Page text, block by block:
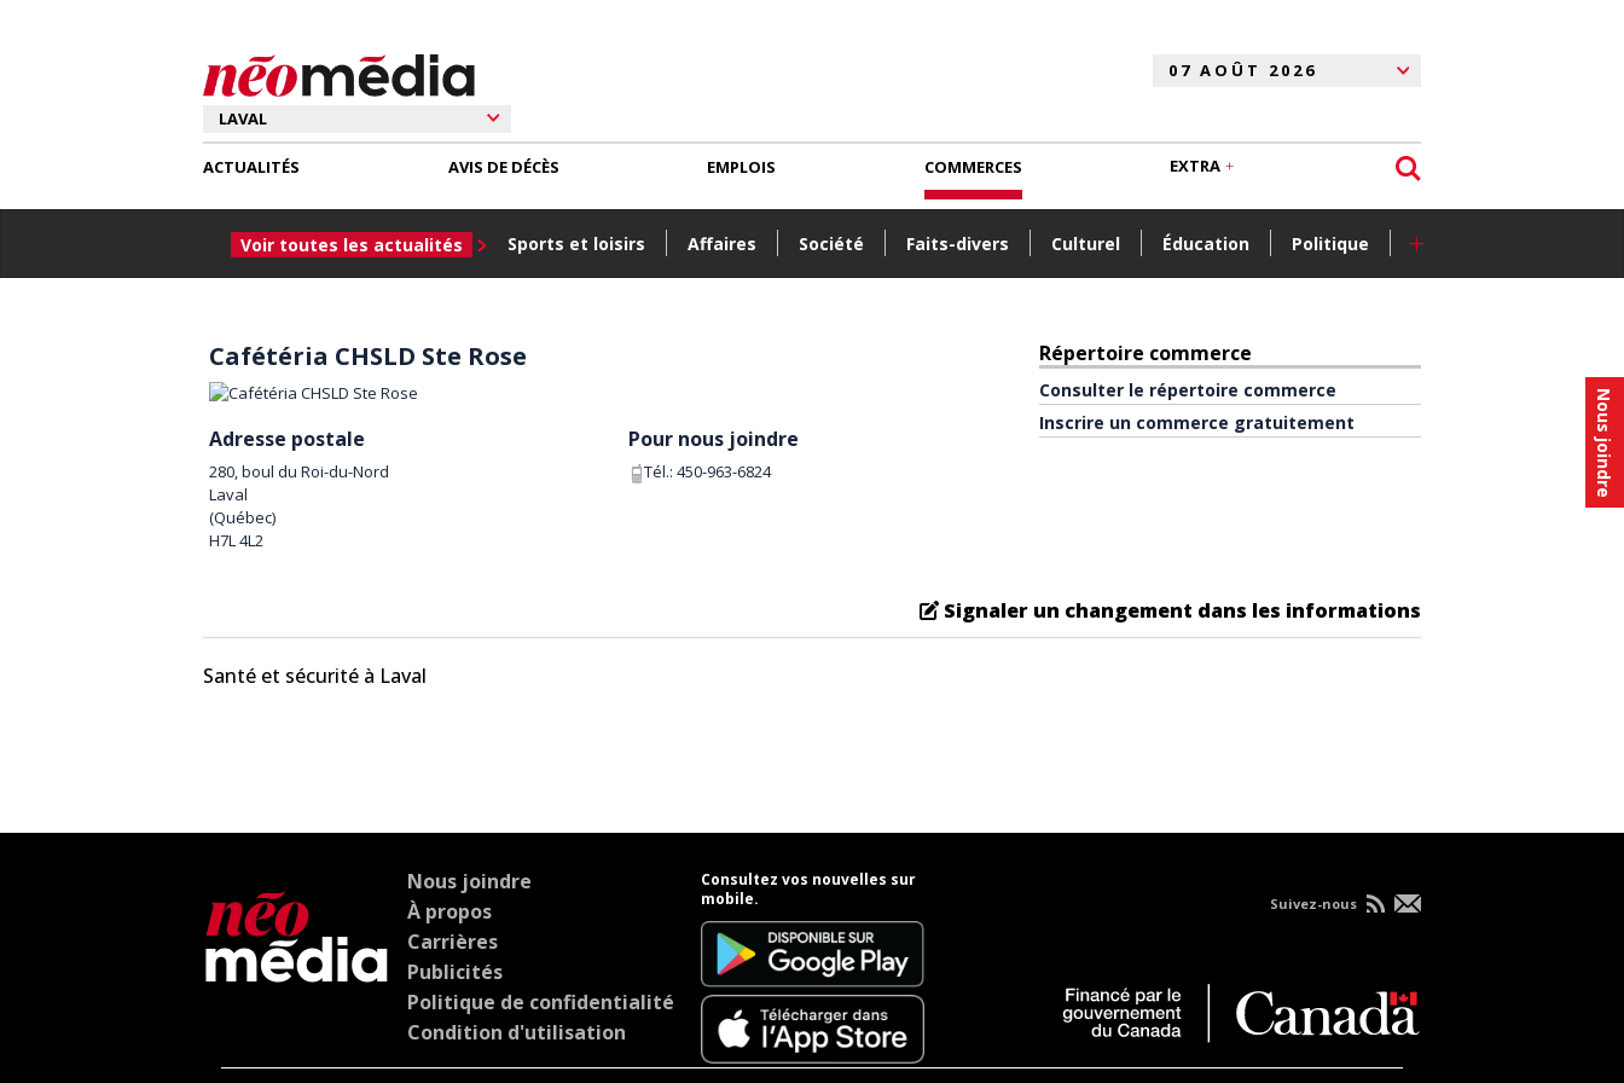
Nous joindre
ACTUALITÉS
Voir toutes les actualités Sports et loisirs Affaires Société Faits-divers Culturel Éducation Politique +
AVIS DE DÉCÈS EMPLOIS COMMERCES EXTRA
Cafétéria CHSLD Ste Rose
Adresse postale
280, boul du Roi-du-Nord
Laval
(Québec)
H7L 4L2
Pour nous joindre
Tél.: 450-963-6824
Répertoire commerce
Consulter le répertoire commerce
Inscrire un commerce gratuitement
Signaler un changement dans les informations
Santé et sécurité à Laval
Nous joindre
À propos
Carrières
Publicités
Politique de confidentialité
Condition d'utilisation
Consultez vos nouvelles sur
mobile.
Suivez-nous